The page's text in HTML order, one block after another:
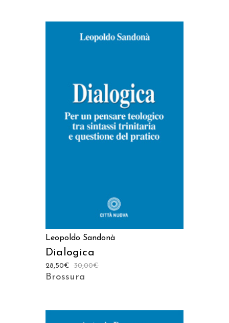
AGGIUNGI AL CARRELLO
Leopoldo Sandonà
Dialogica
30,00€
28,50€
Brossura